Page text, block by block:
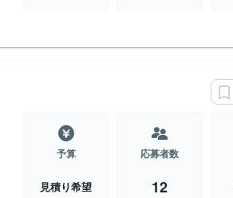
予算
見積り希望
応募者数
12